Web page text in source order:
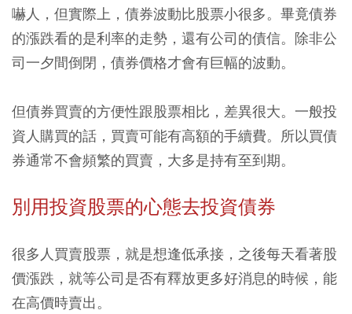
嚇人，但實際上，債券波動比股票小很多。畢竟債券
的漲跌看的是利率的走勢，還有公司的債信。除非公
司一夕間倒閉，債券價格才會有巨幅的波動。
但債券買賣的方便性跟股票相比，差異很大。一般投
資人購買的話，買賣可能有高額的手續費。所以買債
券通常不會頻繁的買賣，大多是持有至到期。
別用投資股票的心態去投資債券
很多人買賣股票，就是想逢低承接，之後每天看著股
價漲跌，就等公司是否有釋放更多好消息的時候，能
在高價時賣出。